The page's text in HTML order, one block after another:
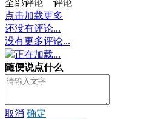
全部评论
评论
点击加载更多
还没有评论...
没有更多评论...
正在加载...
随便说点什么
取消 确定